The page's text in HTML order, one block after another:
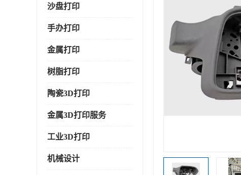
沙盘打印
手办打印
金属打印
树脂打印
陶瓷3D打印
金属3D打印服务
工业3D打印
机械设计